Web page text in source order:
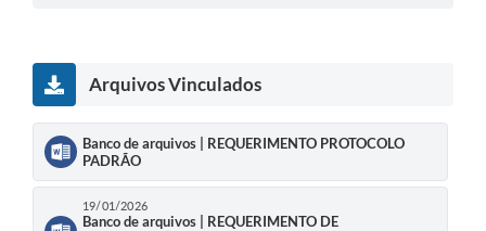
Arquivos Vinculados
Banco de arquivos | REQUERIMENTO PROTOCOLO
PADRÃO
19/01/2026
Banco de arquivos | REQUERIMENTO DE